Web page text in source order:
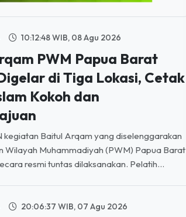
10:12:48 WIB, 08 Agu 2026
PWM Papua Barat
di Tiga Lokasi, Cetak
Kokoh dan
kegiatan Baitul Arqam yang diselenggarakan
Wilayah Muhammadiyah (PWM) Papua Barat
resmi tuntas dilaksanakan. Pelatih...
20:06:37 WIB, 07 Agu 2026